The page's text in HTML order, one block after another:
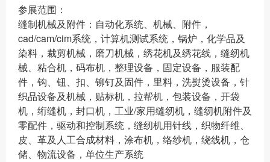
参展范围：
缝制机械及附件：自动化系统、机械、附件，
cad/cam/cim系统，计算机测试系统，锅炉，化学品及
染料，裁剪机械，磨刀机械，绣花机及绣花线，缝纫机
械、粘合机，码布机，整理设备，固定设备，服装配
件，钩、钮、扣、铆钉及固件，里料，洗熨烫设备，针
织品设备及机械，贴标机，拉帮机，包装设备，开袋
机，绗缝机，封口机，工业/家用缝纫机，缝纫机附件及
零配件，驱动和控制系统，缝纫机用针线，织物纤维、
皮、革及人工合成材料，涂布机，络纱机，绕线机，仓
储、物流设备，单位生产系统